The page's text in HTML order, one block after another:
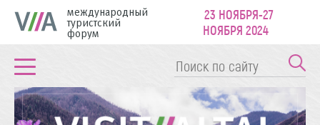
международный
туристский
форум
23 НОЯБРЯ-27
НОЯБРЯ 2024